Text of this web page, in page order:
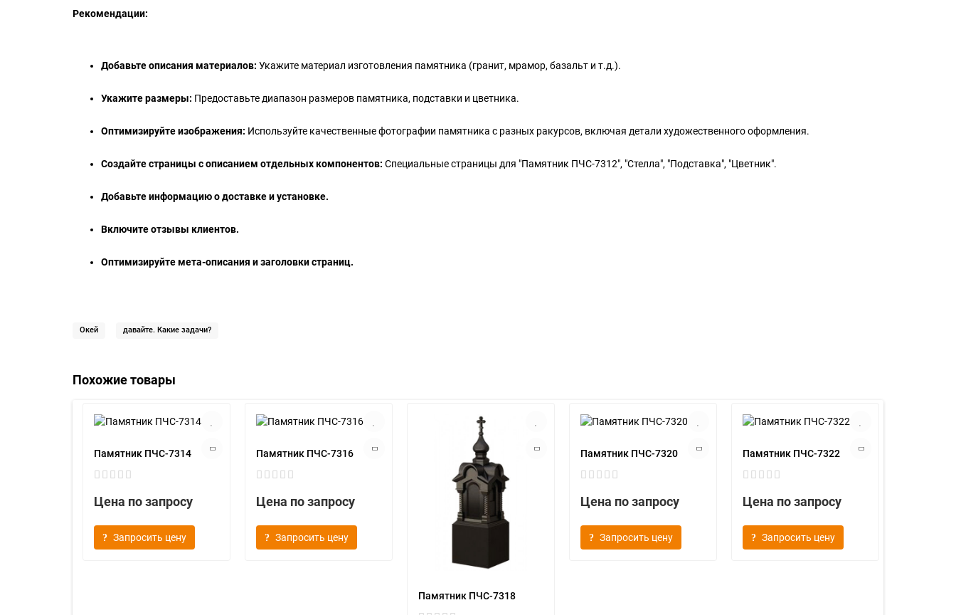
Рекомендации:
Добавьте описания материалов: Укажите материал изготовления памятника (гранит, мрамор, базальт и т.д.).
Укажите размеры: Предоставьте диапазон размеров памятника, подставки и цветника.
Оптимизируйте изображения: Используйте качественные фотографии памятника с разных ракурсов, включая детали художественного оформления.
Создайте страницы с описанием отдельных компонентов: Специальные страницы для "Памятник ПЧС-7312", "Стелла", "Подставка", "Цветник".
Добавьте информацию о доставке и установке.
Включите отзывы клиентов.
Оптимизируйте мета-описания и заголовки страниц.
Окей давайте. Какие задачи?
Похожие товары
Памятник ПЧС-7314
Цена по запросу
Запросить цену
Памятник ПЧС-7316
Цена по запросу
Запросить цену
Памятник ПЧС-7318
Памятник ПЧС-7320
Цена по запросу
Запросить цену
Памятник ПЧС-7322
Цена по запросу
Запросить цену